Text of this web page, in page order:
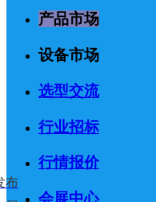
产品市场
设备市场
选型交流
行业招标
行情报价
会展中心
布